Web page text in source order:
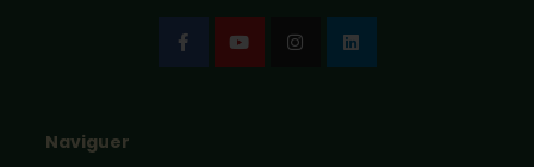
Naviguer